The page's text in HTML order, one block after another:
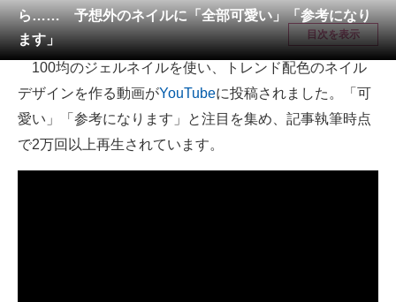
メディア
注目記事を集めた総合ページ
ITの今と未来を見通す
スマホと通信の最新トレンド
ら…… 予想外のネイルに「全部可愛い」「参考になり
ます」
目次を表示
100均のジェルネイルを使い、トレンド配色のネイル
デザインを作る動画がYouTubeに投稿されました。「可
愛い」「参考になります」と注目を集め、記事執筆時点
で2万回以上再生されています。